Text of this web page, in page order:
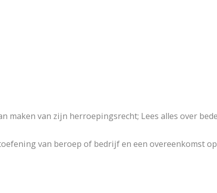
maken van zijn herroepingsrecht; Lees alles over
van beroep of bedrijf en een overeenkomst